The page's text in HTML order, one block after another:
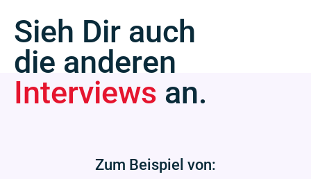
Sieh Dir auch
die anderen
Interviews an.
Zum Beispiel von: